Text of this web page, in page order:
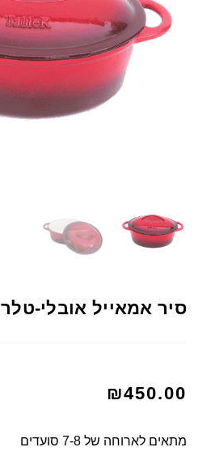
סיר אמאייל אובלי-טלר 6 ל'
₪450.00
מתאים לארוחה של 7-8 סועדים